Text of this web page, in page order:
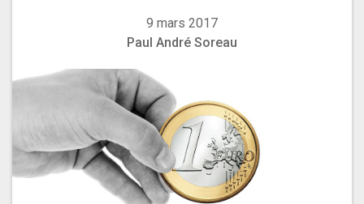
9 mars 2017
Paul André Soreau